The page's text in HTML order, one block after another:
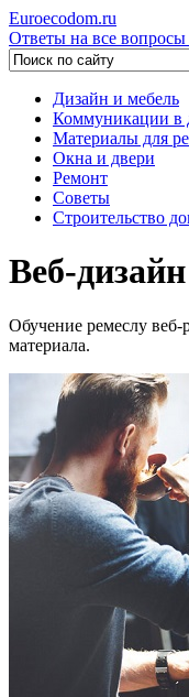
Euroecodom.ru
Ответы на все вопросы
Дизайн и мебель
Коммуникации в
Материалы для
Окна и двери
Ремонт
Советы
Строительство
Веб-
Обучение ремеслу веб-
материала.